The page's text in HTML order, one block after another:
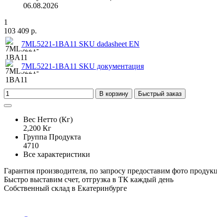
06.08.2026
1
103 409 р.
7ML5221-1BA11 SKU dadasheet EN
7ML5221-1BA11 SKU документация
В корзину Быстрый заказ
Вес Нетто (Кг)
2,200 Кг
Группа Продукта
4710
Все характеристики
Гарантия производителя, по запросу предоставим фото
Быстро выставим счет, отгрузка в ТК каждый день
Собственный склад в Екатеринбурге